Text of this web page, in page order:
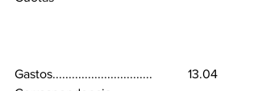
Gastos...............................           13.04